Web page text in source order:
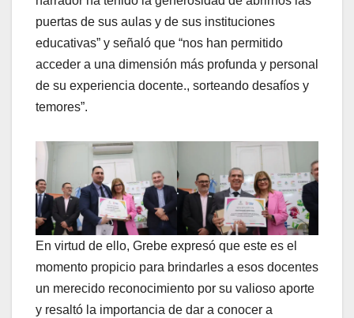
puertas de sus aulas y de sus instituciones
educativas” y señaló que “nos han permitido
acceder a una dimensión más profunda y personal
de su experiencia docente., sorteando desafíos y
temores”.
En virtud de ello, Grebe expresó que este es el
momento propicio para brindarles a esos docentes
un merecido reconocimiento por su valioso aporte
y resaltó la importancia de dar a conocer a